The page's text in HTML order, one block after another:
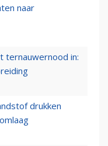
naar
ternauwernood in:
drukken